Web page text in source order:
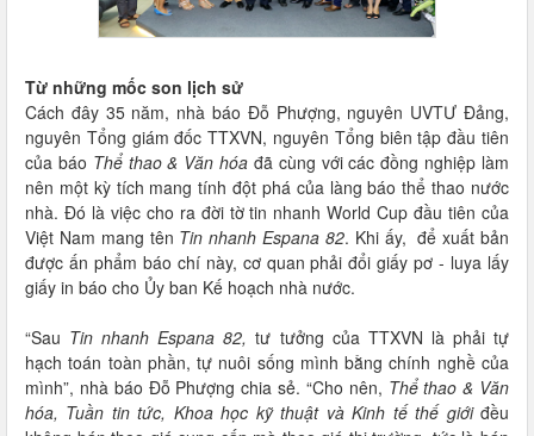
Từ những mốc son lịch sử
Cách đây 35 năm, nhà báo Đỗ Phượng, nguyên UVTƯ Đảng,
nguyên Tổng giám đốc TTXVN, nguyên Tổng biên tập đầu tiên
của báo Thể thao & Văn hóa đã cùng với các đồng nghiệp làm
nên một kỳ tích mang tính đột phá của làng báo thể thao nước
nhà. Đó là việc cho ra đời tờ tin nhanh World Cup đầu tiên của
Việt Nam mang tên Tin nhanh Espana 82. Khi ấy, để xuất bản
được ấn phẩm báo chí này, cơ quan phải đổi giấy pơ - luya lấy
giấy in báo cho Ủy ban Kế hoạch nhà nước.
“Sau Tin nhanh Espana 82, tư tưởng của TTXVN là phải tự
hạch toán toàn phần, tự nuôi sống mình bằng chính nghề của
mình”, nhà báo Đỗ Phượng chia sẻ. “Cho nên, Thể thao & Văn
hóa, Tuần tin tức, Khoa học kỹ thuật và Kinh tế thế giớiđều